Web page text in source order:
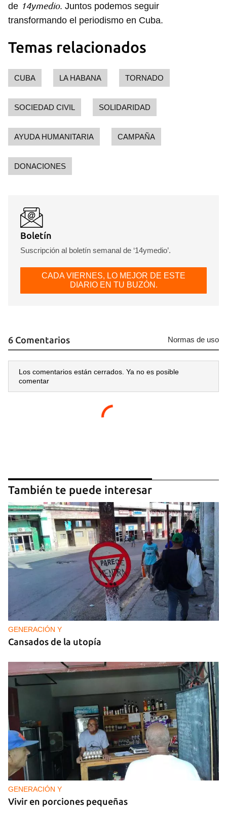
Para poder guardar como favorito, primero has de
INICIAR SESIÓN CANCELAR
de 14ymedio. Juntos podemos seguir
transformando el periodismo en Cuba.
Temas relacionados
CUBA LA HABANA TORNADO
SOCIEDAD CIVIL SOLIDARIDAD
AYUDA HUMANITARIA CAMPAÑA
DONACIONES
Boletín
Suscripción al boletín semanal de ‘14ymedio’.
CADA VIERNES, LO MEJOR DE ESTE
DIARIO EN TU BUZÓN.
6 Comentarios Normas de uso
Los comentarios están cerrados. Ya no es posible
comentar
También te puede interesar
GENERACIÓN Y
Cansados de la utopía
GENERACIÓN Y
Vivir en porciones pequeñas